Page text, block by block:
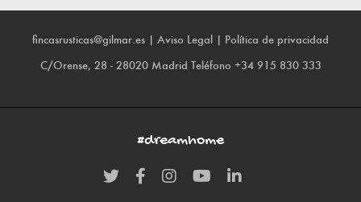
fincasrusticas@gilmar.es | Aviso Legal | Política de privacidad
C/Orense, 28 - 28020 Madrid Teléfono +34 915 830 333
#dreamhome